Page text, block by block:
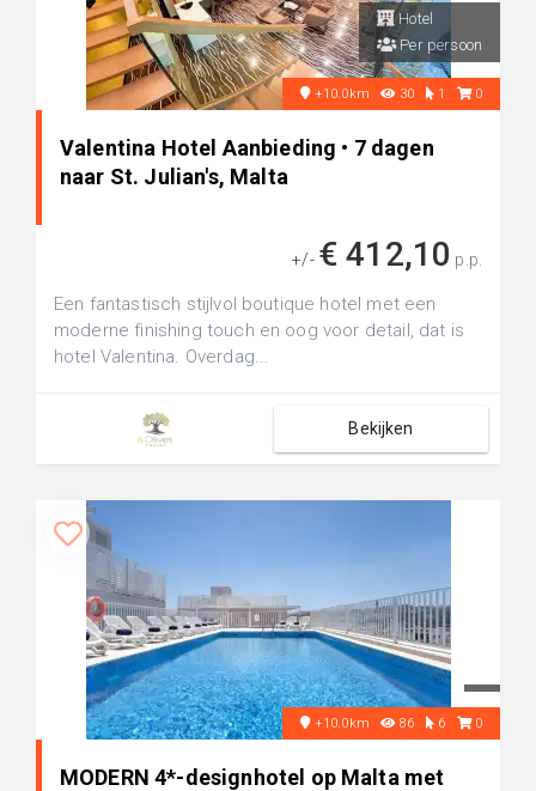
Hotel
Per persoon
+10.0km 30 1 0
Valentina Hotel Aanbieding • 7 dagen
naar St. Julian's, Malta
+/- € 412,10 p.p.
Een fantastisch stijlvol boutique hotel met een
moderne finishing touch en oog voor detail, dat is
hotel Valentina. Overdag...
Bekijken
+10.0km 86 6 0
MODERN 4*-designhotel op Malta met